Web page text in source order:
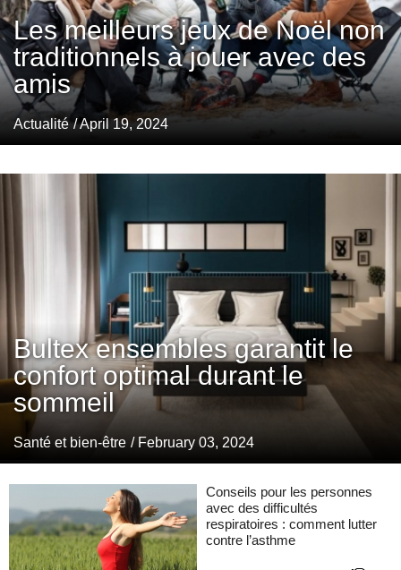
Les meilleurs jeux de Noël non
traditionnels à jouer avec des
amis
Actualité / April 19, 2024
Bultex ensembles garantit le
confort optimal durant le
sommeil
Santé et bien-être / February 03, 2024
Conseils pour les personnes
avec des difficultés
respiratoires : comment lutter
contre l’asthme